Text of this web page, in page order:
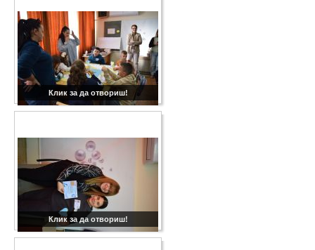
Клик за да отвориш!
Клик за да отвориш!